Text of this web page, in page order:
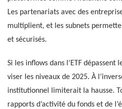
Les partenariats avec des
multiplient, et les subnets
et sécurisés.
Si les inflows dans l’ETF
viser les niveaux de 2025. À
institutionnel limiterait la hausse.
rapports d’activité du fonds et de